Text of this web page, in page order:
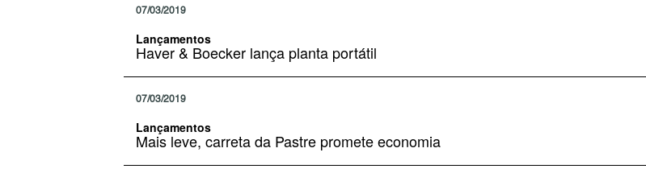
07/03/2019
Lançamentos
Haver & Boecker lança planta portátil
07/03/2019
Lançamentos
Mais leve, carreta da Pastre promete economia